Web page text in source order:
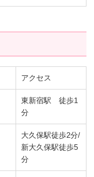
アクセス
東新宿駅 徒歩1
分
大久保駅徒歩2分/
新大久保駅徒歩5
分